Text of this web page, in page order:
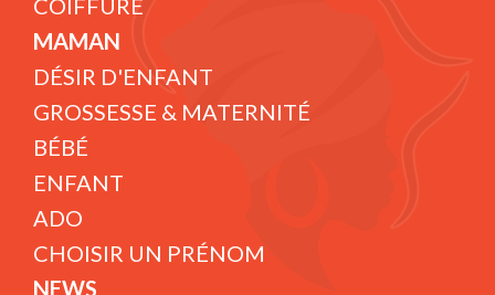
COIFFURE
MAMAN
DÉSIR D'ENFANT
GROSSESSE & MATERNITÉ
BÉBÉ
ENFANT
ADO
CHOISIR UN PRÉNOM
NEWS